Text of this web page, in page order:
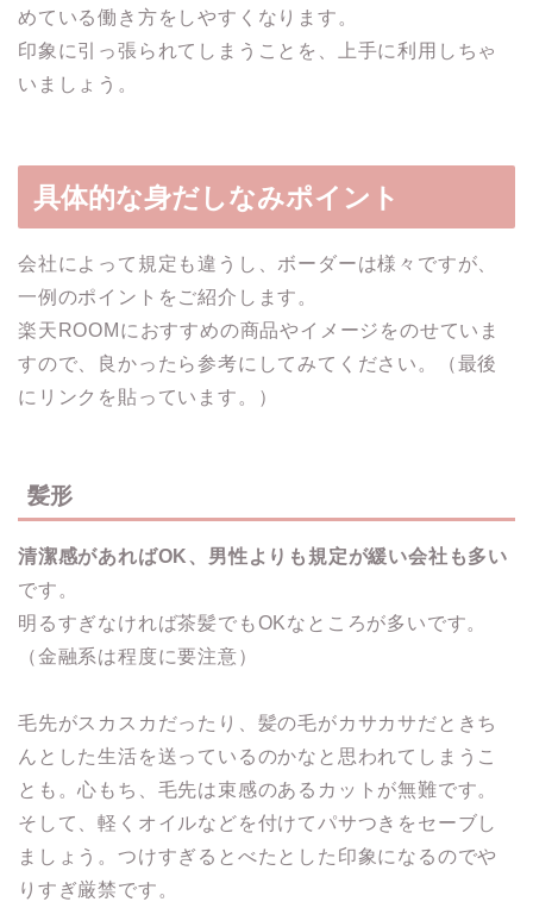
めている働き方をしやすくなります。
印象に引っ張られてしまうことを、上手に利用しちゃ
いましょう。
具体的な身だしなみポイント
会社によって規定も違うし、ボーダーは様々ですが、
一例のポイントをご紹介します。
楽天ROOMにおすすめの商品やイメージをのせていま
すので、良かったら参考にしてみてください。（最後
にリンクを貼っています。）
髪形
清潔感があればOK、男性よりも規定が緩い会社も多い
です。
明るすぎなければ茶髪でもOKなところが多いです。
（金融系は程度に要注意）
毛先がスカスカだったり、髪の毛がカサカサだときち
んとした生活を送っているのかなと思われてしまうこ
とも。心もち、毛先は束感のあるカットが無難です。
そして、軽くオイルなどを付けてパサつきをセーブし
ましょう。つけすぎるとべたとした印象になるのでや
りすぎ厳禁です。